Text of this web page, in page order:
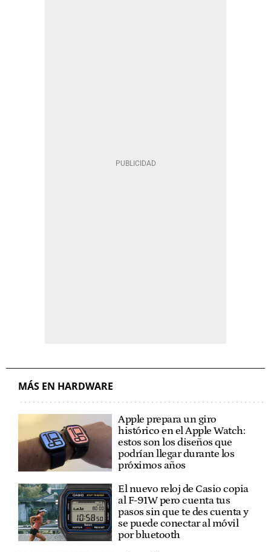
MÁS EN HARDWARE
Apple prepara un giro
histórico en el Apple Watch:
estos son los diseños que
podrían llegar durante los
próximos años
El nuevo reloj de Casio copia
al F-91W pero cuenta tus
pasos sin que te des cuenta y
se puede conectar al móvil
por bluetooth